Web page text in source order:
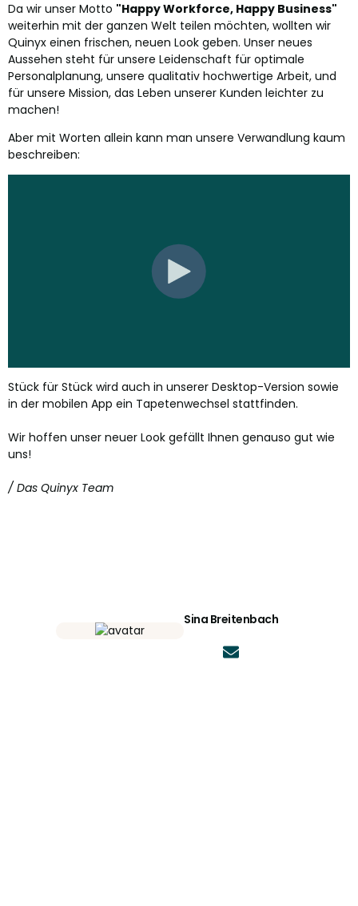
Da wir unser Motto "Happy Workforce, Happy Business"
weiterhin mit der ganzen Welt teilen möchten, wollten wir
Quinyx einen frischen, neuen Look geben. Unser neues
Aussehen steht für unsere Leidenschaft für optimale
Personalplanung, unsere qualitativ hochwertige Arbeit, und
für unsere Mission, das Leben unserer Kunden leichter zu
machen!
Aber mit Worten allein kann man unsere Verwandlung kaum
beschreiben:
Stück für Stück wird auch in unserer Desktop-Version sowie
in der mobilen App ein Tapetenwechsel stattfinden.
Wir hoffen unser neuer Look gefällt Ihnen genauso gut wie
uns!
/ Das Quinyx Team
Sina Breitenbach